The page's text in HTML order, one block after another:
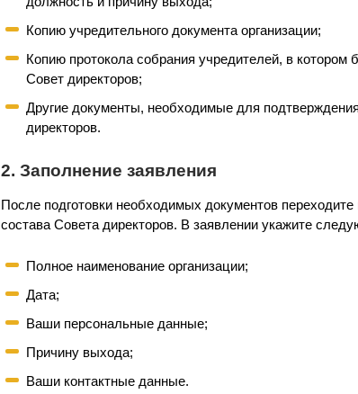
Копию учредительного документа организации;
Копию протокола собрания учредителей, в
Совет директоров;
Другие документы, необходимые для
директоров.
2. Заполнение заявления
После подготовки необходимых документов
состава Совета директоров. В заявлении укажите
Полное наименование организации;
Дата;
Ваши персональные данные;
Причину выхода;
Ваши контактные данные.